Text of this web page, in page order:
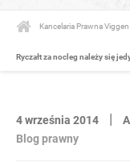
Kancelaria Prawna Viggen
Ryczałt za nocleg należy się
4 września 2014 |
Blog prawny